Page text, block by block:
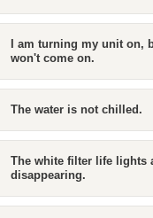
I am turning my unit on,
won't come on.
The water is not chilled.
The white filter life lights
disappearing.